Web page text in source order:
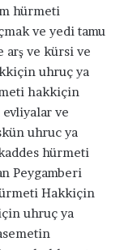
hürmeti
ve yedi tamu
arş ve kürsi ve
uhruç ya
hakkiçin
ve
uhruc ya
hürmeti
Peygamberi
Hakkiçin
uhruç ya